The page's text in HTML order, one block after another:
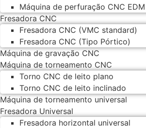
Máquina de perfuração CNC EDM
Fresadora CNC
Fresadora CNC (VMC standard)
Fresadora CNC (Tipo Pórtico)
Máquina de gravação CNC
Máquina de torneamento CNC
Torno CNC de leito plano
Torno CNC de leito inclinado
Máquina de torneamento universal
Fresadora Universal
Fresadora horizontal universal